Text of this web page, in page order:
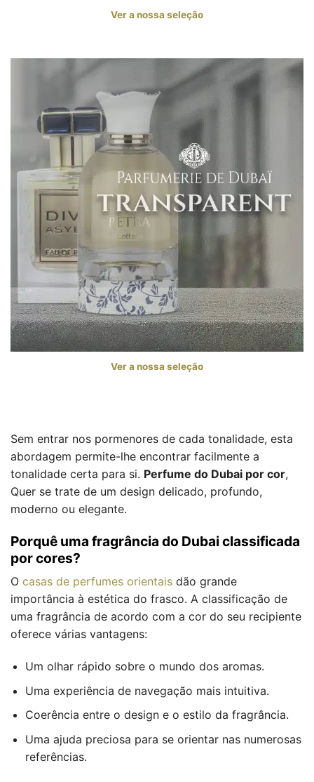
Ver a nossa seleção
Ver a nossa seleção
Sem entrar nos pormenores de cada tonalidade, esta
abordagem permite-lhe encontrar facilmente a
tonalidade certa para si. Perfume do Dubai por cor,
Quer se trate de um design delicado, profundo,
moderno ou elegante.
Porquê uma fragrância do Dubai classificada
por cores?
O casas de perfumes orientais dão grande
importância à estética do frasco. A classificação de
uma fragrância de acordo com a cor do seu recipiente
oferece várias vantagens:
Um olhar rápido sobre o mundo dos aromas.
Uma experiência de navegação mais intuitiva.
Coerência entre o design e o estilo da fragrância.
Uma ajuda preciosa para se orientar nas numerosas
referências.